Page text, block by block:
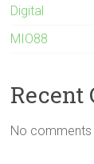
Digital
MIO88
Recent
No comments